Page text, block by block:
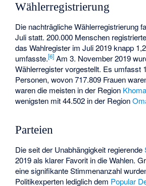
Wählerregistrierung
Die nachträgliche Wählerregistrierung
Juli statt. 200.000 Menschen
das Wahlregister im Juli 2019 knapp
umfasste.[6] Am 3. November 2019
Wählerregister vorgestellt. Es umfasst
Personen, wovon 717.809 Frauen
waren die meisten in der Region
wenigsten mit 44.502 in der Region
Parteien
Die seit der Unabhängigkeit regierende
2019 als klarer Favorit in die Wahlen.
eine signifikante Stimmenanzahl
Politikexperten lediglich dem Popular